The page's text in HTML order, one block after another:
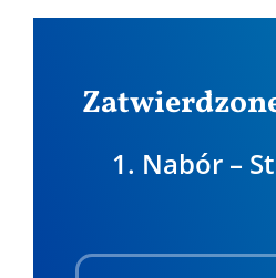
1. Nabór –